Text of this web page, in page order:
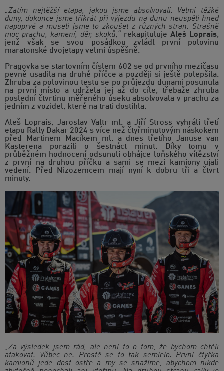
„Zatím nejtěžší etapa, jakou jsme absolvovali. Velmi těžké
duny, dokonce jsme třikrát při výjezdu na dunu neuspěli hned
napoprvé a museli jsme to zkoušet z různých stran. Strašně
moc prachu, kamení, děr, skoků,“
rekapituluje Aleš Loprais,
jenž však se svou posádkou zvládl první polovinu
maratonské dvojetapy velmi úspěšně.
Pragovka se startovním číslem 602 se od prvního mezičasu
pevně usadila na druhé příčce a později si ještě polepšila.
Zhruba za polovinou testu se po průjezdu dunami posunula
na první místo a udržela jej až do cíle, třebaže zhruba
poslední čtvrtinu měřeného úseku absolvovala v prachu za
jedním z vozidel, které na trati dostihla.
Aleš Loprais, Jaroslav Valtr ml. a Jiří Stross vyhráli třetí
etapu Rally Dakar 2024 s více než čtyřminutovým náskokem
před Martinem Macíkem ml. a dnes třetího Januse van
Kasterena porazili o šestnáct minut. Díky tomu v
průběžném hodnocení odsunuli obhájce loňského vítězství
z první na druhou příčku a sami se mezi kamiony ujali
vedení. Před Nizozemcem mají nyní k dobru tři a čtvrt
minuty.
„Za výsledek jsem rád, ale není to o tom, že bychom chtěli
atakovat. Vůbec ne. Prostě se to tak semlelo. První čtyřka
kamionů jede dost ostře a my se snažíme, abychom nikde